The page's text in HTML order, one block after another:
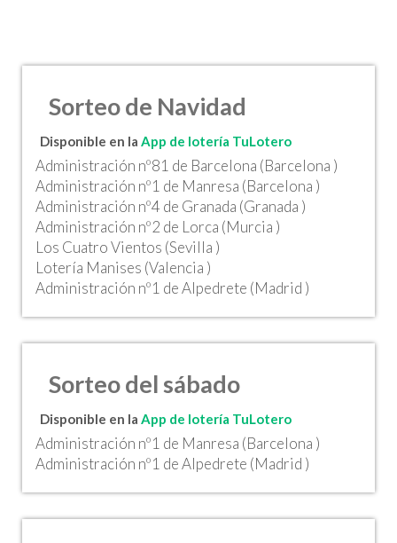
Sorteo de Navidad
Disponible en la App de lotería TuLotero
Administración nº81 de Barcelona (Barcelona )
Administración nº1 de Manresa (Barcelona )
Administración nº4 de Granada (Granada )
Administración nº2 de Lorca (Murcia )
Los Cuatro Vientos (Sevilla )
Lotería Manises (Valencia )
Administración nº1 de Alpedrete (Madrid )
Sorteo del sábado
Disponible en la App de lotería TuLotero
Administración nº1 de Manresa (Barcelona )
Administración nº1 de Alpedrete (Madrid )